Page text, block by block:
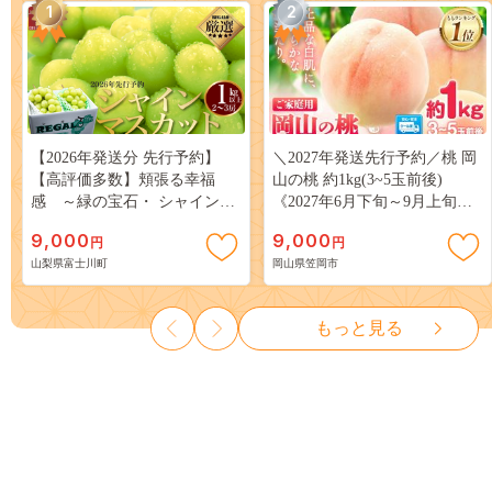
1
【2026年発送分 先行予約】
【高評価多数】頬張る幸福
感 ～緑の宝石・ シャインマ
３房） フルーツ 山梨県産 果
物 くだもの シャイン マスカ
ット ぶどう ブドウ 葡萄 大粒
種なし 先行予約 富士川町
10000円 一万円 9000円 九千円
9,000 円
山梨県富士川町
2
＼2027年発送先行予約／桃 岡
山の桃 約1kg(3~5玉前後)
《2027年6月下旬～9月上旬頃
岡山 はくとう スイーツ フル
ーツ 果物 デザート 旬 モモ も
も 先行予約 送料無料 果物 岡
山県 笠岡市 清水白桃 白鳳 白
麗 クール便---
kasaoka_zsy_419_100---
9,000 円
岡山県笠岡市
もっと見る